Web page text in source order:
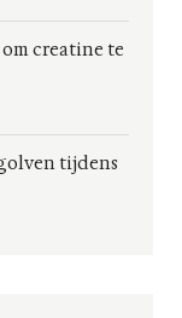
creatine te
tijdens